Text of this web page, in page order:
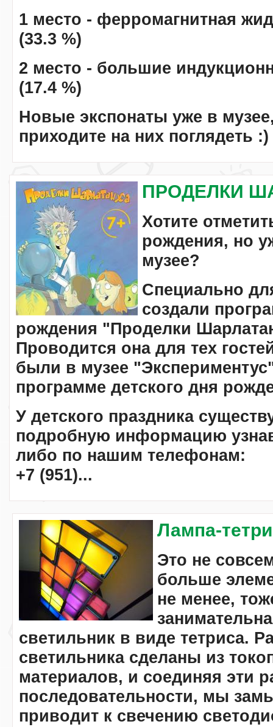
1 место - ферромагнитная
(33.3 %)
2 место - большие
(17.4 %)
Новые экспонаты уже в
приходите на них поглядеть :)
ПРОДЕЛКИ
Хотите
рождения, но
музее?
Специально
создали
рождения "Проделки
Проводится она для тех
были в музее
программе детского дня
У детского праздника
подробную информацию
либо по нашим телефонам:
+7 (951)...
Лампа-
Это не
больше
не менее,
светильник в виде тетриса.
светильника сделаны из
материалов, и соединяя эти
последовательности, мы
приводит к свечению